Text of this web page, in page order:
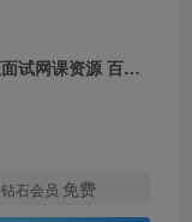
教资 | 2023年下半年初中美术教师资格证面试网课资源 百度云
钻石会员 免费